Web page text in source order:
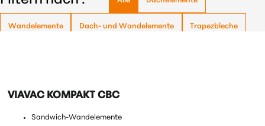
Wandelemente Dach- und Wandelemente Trapezbleche
VIAVAC KOMPAKT CBC
Sandwich-Wandelemente